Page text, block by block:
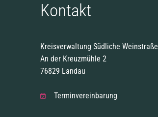
Kontakt
Kreisverwaltung Südliche Weinstraße
An der Kreuzmühle 2
76829 Landau
Terminvereinbarung